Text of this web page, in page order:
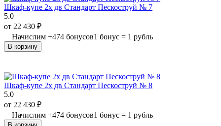
Шкаф-купе 2х дв Стандарт Пескоструй № 7
5.0
от 22 430 ₽
Начислим +474 бонусов1 бонус = 1 рубль
В корзину
Шкаф-купе 2х дв Стандарт Пескоструй № 8
5.0
от 22 430 ₽
Начислим +474 бонусов1 бонус = 1 рубль